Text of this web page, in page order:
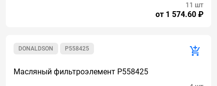
от 1 574.60 ₽
11 шт
P558425
DONALDSON
Масляный фильтроэлемент P558425